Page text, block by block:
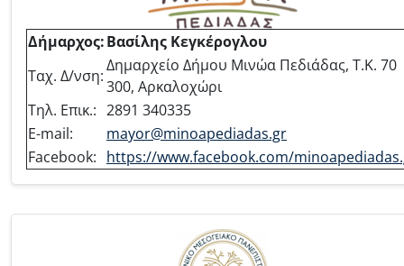
Δήμαρχος:Βασίλης Κεγκέρογλου
Ταχ. Δ/νση:
Δημαρχείο Δήμου Μινώα Πεδιάδας, Τ.Κ. 70
300, Αρκαλοχώρι
Τηλ. Επικ.: 2891 340335
E-mail:
mayor@minoapediadas.gr
Facebook: https://www.facebook.com/